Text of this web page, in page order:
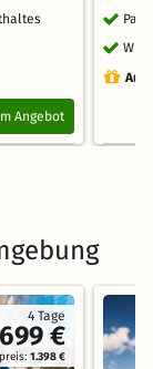
Angebot
4 Tage
699 €
1.398 €